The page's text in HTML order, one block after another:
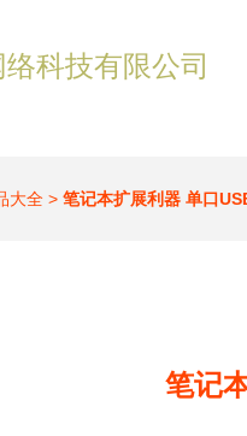
络科技有限公司
大全 > 笔记本扩展利器 单口
笔记